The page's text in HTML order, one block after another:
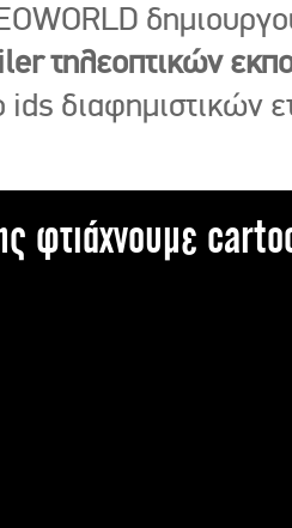
τηλεοπτικών
διαφημιστικών
φτιάχνουμε